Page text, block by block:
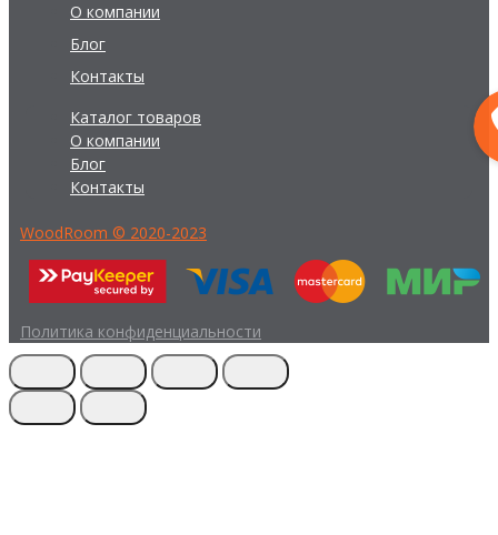
О компании
Блог
Контакты
Каталог товаров
О компании
Блог
Контакты
WoodRoom © 2020-2023
Политика конфиденциальности